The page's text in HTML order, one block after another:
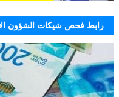
رابط فحص شيكات الشؤون